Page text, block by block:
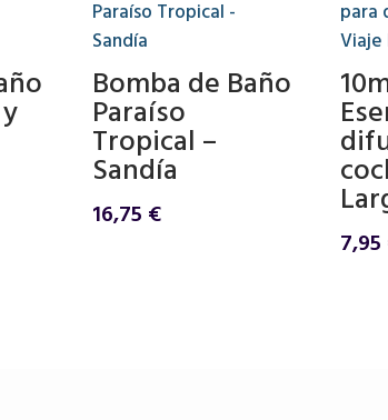
Bomba de Baño
Paraíso
Tropical –
Sandía
16,75 €
7,95